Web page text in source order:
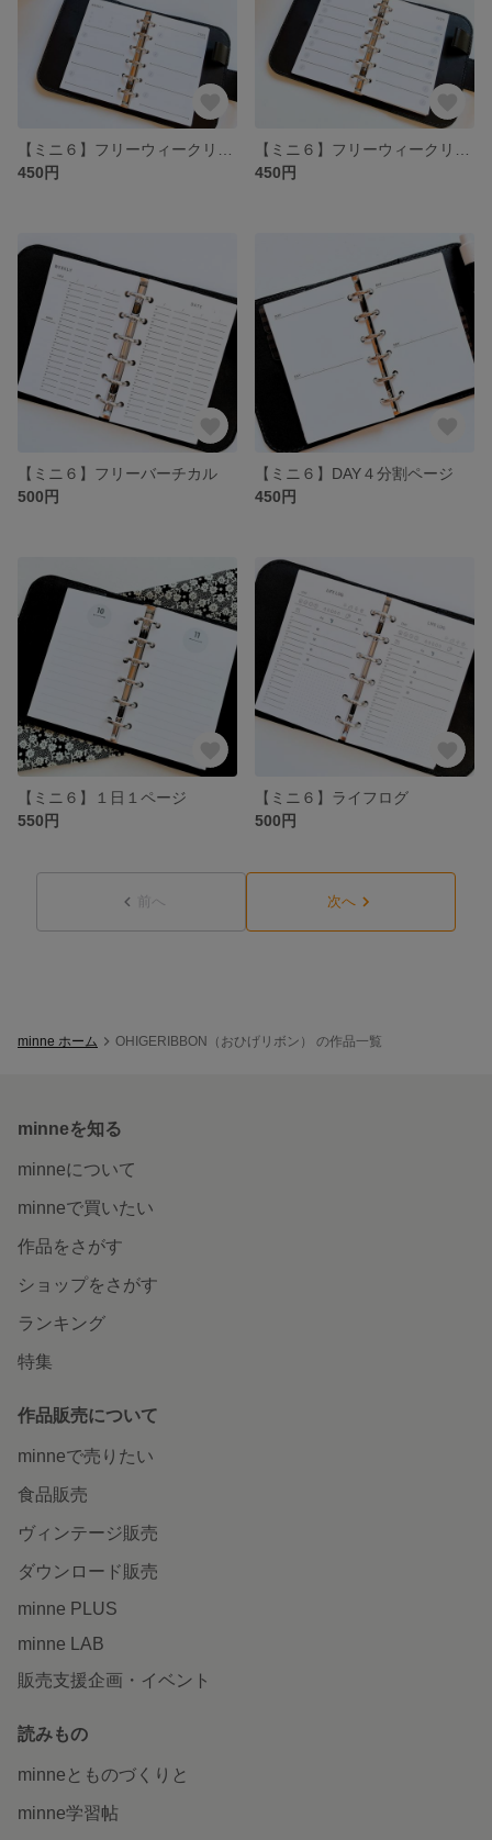
450円
450円
【ミニ６】フリーバーチカル
500円
【ミニ６】DAY４分割ページ
450円
【ミニ６】１日１ページ
550円
【ミニ６】ライフログ
500円
前へ 次へ
minne ホーム OHIGERIBBON（おひげリボン） の作品一覧
minneを知る
minneについて
minneで買いたい
作品をさがす
ショップをさがす
ランキング
特集
作品販売について
minneで売りたい
食品販売
ヴィンテージ販売
ダウンロード販売
minne PLUS
minne LAB
販売支援企画・イベント
読みもの
minneとものづくりと
minne学習帖